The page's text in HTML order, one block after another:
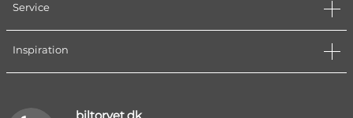
Service
Inspiration